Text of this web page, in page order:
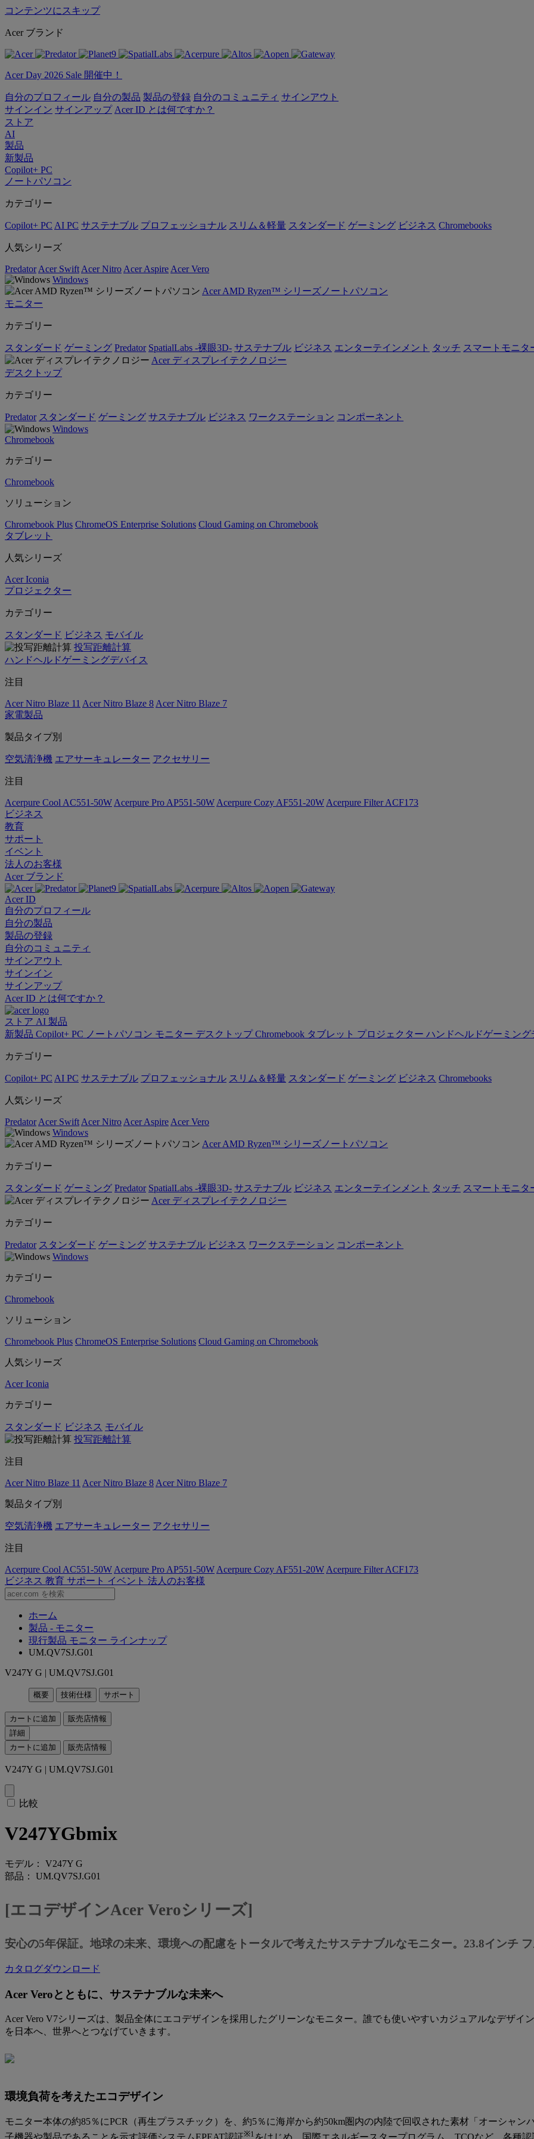
コンテンツにスキップ
Acer ブランド
Acer Day 2026 Sale 開催中！
自分のプロフィール 自分の製品 製品の登録 自分のコミュニティ サインアウト
サインイン サインアップ Acer ID とは何ですか？
ストア
AI
製品
新製品
Copilot+ PC
ノートパソコン
カテゴリー
Copilot+ PC AI PC サステナブル プロフェッショナル スリム＆軽量 スタンダード ゲーミング ビジネス Chromebooks
人気シリーズ
Predator Acer Swift Acer Nitro Acer Aspire Acer Vero
Windows
Acer AMD Ryzen™ シリーズノートパソコン
モニター
カテゴリー
スタンダード ゲーミング Predator SpatialLabs -裸眼3D- サステナブル ビジネス エンターテインメント タッチ スマートモニタ
Acer ディスプレイテクノロジー
デスクトップ
カテゴリー
Predator スタンダード ゲーミング サステナブル ビジネス ワークステーション コンポーネント
Windows
Chromebook
カテゴリー
Chromebook
ソリューション
Chromebook Plus ChromeOS Enterprise Solutions Cloud Gaming on Chromebook
タブレット
人気シリーズ
Acer Iconia
プロジェクター
カテゴリー
スタンダード ビジネス モバイル
投写距離計算
ハンドヘルドゲーミングデバイス
注目
Acer Nitro Blaze 11 Acer Nitro Blaze 8 Acer Nitro Blaze 7
家電製品
製品タイプ別
空気清浄機 エアサーキュレーター アクセサリー
注目
Acerpure Cool AC551-50W Acerpure Pro AP551-50W Acerpure Cozy AF551-20W Acerpure Filter ACF173
ビジネス
教育
サポート
イベント
法人のお客様
Acer ブランド
Acer ID
自分のプロフィール
自分の製品
製品の登録
自分のコミュニティ
サインアウト
サインイン
サインアップ
Acer ID とは何ですか？
ストア AI 製品
新製品 Copilot+ PC ノートパソコン モニター デスクトップChromebook タブレット プロジェクター ハンドヘルドゲーミン
カテゴリー
Copilot+ PC AI PC サステナブル プロフェッショナル スリム＆軽量 スタンダード ゲーミング ビジネス Chromebooks
人気シリーズ
Predator Acer Swift Acer Nitro Acer Aspire Acer Vero
Windows
Acer AMD Ryzen™ シリーズノートパソコン
カテゴリー
スタンダード ゲーミング Predator SpatialLabs -裸眼3D- サステナブル ビジネス エンターテインメント タッチ スマートモニタ
Acer ディスプレイテクノロジー
カテゴリー
Predator スタンダード ゲーミング サステナブル ビジネス ワークステーション コンポーネント
Windows
カテゴリー
Chromebook
ソリューション
Chromebook Plus ChromeOS Enterprise Solutions Cloud Gaming on Chromebook
人気シリーズ
Acer Iconia
カテゴリー
スタンダード ビジネス モバイル
投写距離計算
注目
Acer Nitro Blaze 11 Acer Nitro Blaze 8 Acer Nitro Blaze 7
製品タイプ別
空気清浄機 エアサーキュレーター アクセサリー
注目
Acerpure Cool AC551-50W Acerpure Pro AP551-50W Acerpure Cozy AF551-20W Acerpure Filter ACF173
ビジネス 教育 サポート イベント 法人のお客様
ホーム
製品 - モニター
現行製品 モニター ラインナップ
UM.QV7SJ.G01
V247Y G | UM.QV7SJ.G01
概要 技術仕様 サポート
カートに追加
販売店情報
詳細
カートに追加
販売店情報
V247Y G | UM.QV7SJ.G01
比較
V247YGbmix
モデル： V247Y G
部品： UM.QV7SJ.G01
[エコデザインAcer Veroシリーズ]
安心の5年保証。地球の未来、環境への配慮をトータルで考えたサステナブルなモニター。23.8インチ
カタログダウンロード
Acer Veroとともに、サステナブルな未来へ
Acer Vero V7シリーズは、製品全体にエコデザインを採用したグリーンなモニター。誰でも使いやすいカジュアルなデザ
を日本へ、世界へとつなげていきます。
環境負荷を考えたエコデザイン
モニター本体の約85％にPCR（再生プラスチック）を、約5％に海岸から約50km圏内の内陸で回収された素材「オーシャ
子機器や製品であることを示す評価システムEPEAT認証※1 をはじめ、国際エネルギースタープログラム、TCOなど、各種